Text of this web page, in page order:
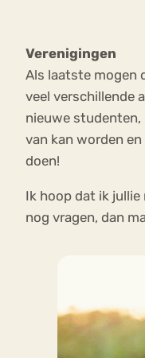
Verenigingen
Als laatste mogen
veel verschillende
nieuwe studenten,
van kan worden
doen!
Ik hoop dat ik jullie
nog vragen, dan